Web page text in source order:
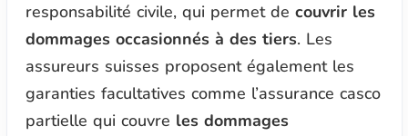
responsabilité civile, qui permet de couvrir les
dommages occasionnés à des tiers. Les
assureurs suisses proposent également les
garanties facultatives comme l’assurance casco
partielle qui couvre les dommages